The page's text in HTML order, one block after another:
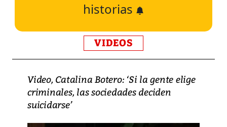
historias
VIDEOS
Video, Catalina Botero: ‘Si la gente elige
criminales, las sociedades deciden
suicidarse’